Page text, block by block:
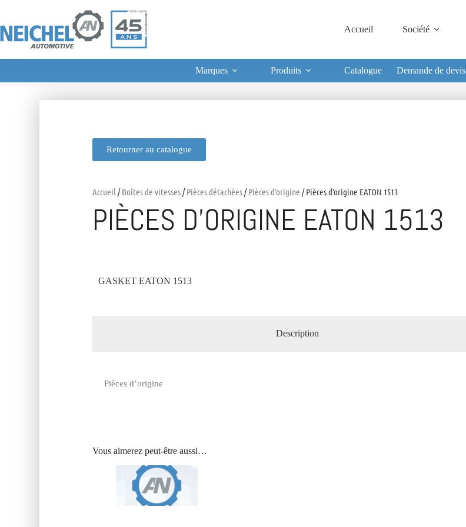
Accueil Société
Marques Produits Catalogue Demande de devis
Retourner au catalogue
Accueil /Boîtes de vitesses/Pièces détachées/Pièces d'origine / Pièces d’origine EATON 1513
PIÈCES D’ORIGINE EATON 1513
GASKET EATON 1513
Description
Pièces d’origine
Vous aimerez peut-être aussi…